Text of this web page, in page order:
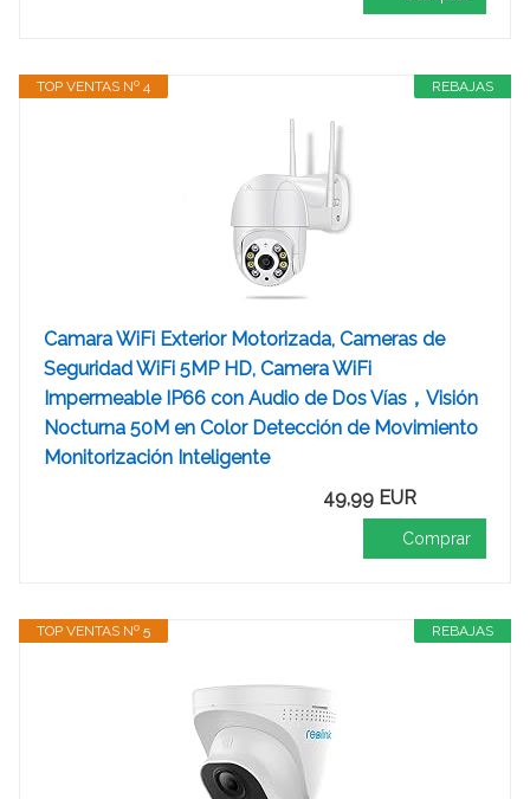
REBAJAS
TOP VENTAS Nº 4
Camara WiFi Exterior Motorizada, Cameras de
Seguridad WiFi 5MP HD, Camera WiFi
Impermeable IP66 con Audio de Dos Vías，Visión
Nocturna 50M en Color Detección de Movimiento
Monitorización Inteligente
49,99 EUR
Comprar
REBAJAS
TOP VENTAS Nº 5